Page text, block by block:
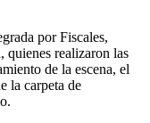
por Fiscales,
quienes realizaron las
de la escena, el
la carpeta de